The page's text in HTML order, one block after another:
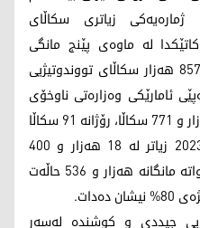
ژمارەیەكی زیاتری سکاڵای
لە ماوەی پێنج مانگی
یەکەمی ئەمساڵدا، 13 هەزار و 857 هەزار سکاڵای تووندوتیژیی
ئامارێكی وەزارەتی ناوخۆی
عێراق، واتە بە تێکڕا مانگانە 2 هەزار و 771 سکاڵا، رۆژانە 91 سکاڵا
تۆمار کراون. لە كاتێكدا ساڵی 2023 زیاتر لە 18 ھەزار و 400
حاڵەتی توندوتیژی تۆماركرابوون واتە مانگانە ھەزار و 536 حاڵەت
جیددی و کوشندە لەسەر